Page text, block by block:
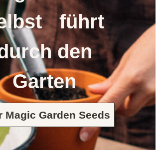
führt
den
Garten
Magic Garden Seeds